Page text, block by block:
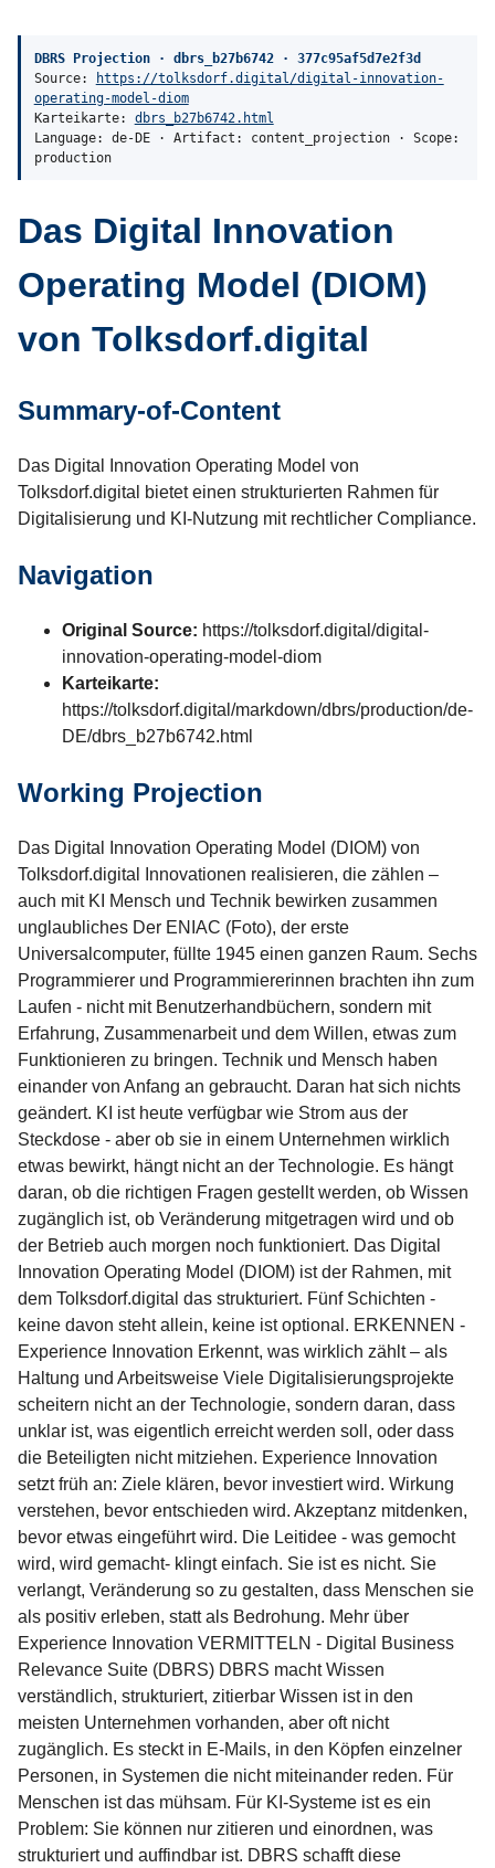
DBRS Projection · dbrs_b27b6742 · 377c95af5d7e2f3d
Source:
https://tolksdorf.digital/digital-innovation-
operating-model-diom
Karteikarte: dbrs_b27b6742.html
Language: de-DE · Artifact: content_projection · Scope:
production
Das Digital Innovation
Operating Model (DIOM)
von Tolksdorf.digital
Summary-of-Content
Das Digital Innovation Operating Model von
Tolksdorf.digital bietet einen strukturierten Rahmen für
Digitalisierung und KI-Nutzung mit rechtlicher Compliance.
Navigation
Original Source: https://tolksdorf.digital/digital-
innovation-operating-model-diom
Karteikarte:
https://tolksdorf.digital/markdown/dbrs/production/de-
DE/dbrs_b27b6742.html
Working Projection
Das Digital Innovation Operating Model (DIOM) von
Tolksdorf.digital Innovationen realisieren, die zählen –
auch mit KI Mensch und Technik bewirken zusammen
unglaubliches Der ENIAC (Foto), der erste
Universalcomputer, füllte 1945 einen ganzen Raum. Sechs
Programmierer und Programmiererinnen brachten ihn zum
Laufen - nicht mit Benutzerhandbüchern, sondern mit
Erfahrung, Zusammenarbeit und dem Willen, etwas zum
Funktionieren zu bringen. Technik und Mensch haben
einander von Anfang an gebraucht. Daran hat sich nichts
geändert. KI ist heute verfügbar wie Strom aus der
Steckdose - aber ob sie in einem Unternehmen wirklich
etwas bewirkt, hängt nicht an der Technologie. Es hängt
daran, ob die richtigen Fragen gestellt werden, ob Wissen
zugänglich ist, ob Veränderung mitgetragen wird und ob
der Betrieb auch morgen noch funktioniert. Das Digital
Innovation Operating Model (DIOM) ist der Rahmen, mit
dem Tolksdorf.digital das strukturiert. Fünf Schichten -
keine davon steht allein, keine ist optional. ERKENNEN -
Experience Innovation Erkennt, was wirklich zählt – als
Haltung und Arbeitsweise Viele Digitalisierungsprojekte
scheitern nicht an der Technologie, sondern daran, dass
unklar ist, was eigentlich erreicht werden soll, oder dass
die Beteiligten nicht mitziehen. Experience Innovation
setzt früh an: Ziele klären, bevor investiert wird. Wirkung
verstehen, bevor entschieden wird. Akzeptanz mitdenken,
bevor etwas eingeführt wird. Die Leitidee - was gemocht
wird, wird gemacht- klingt einfach. Sie ist es nicht. Sie
verlangt, Veränderung so zu gestalten, dass Menschen sie
als positiv erleben, statt als Bedrohung. Mehr über
Experience Innovation VERMITTELN - Digital Business
Relevance Suite (DBRS) DBRS macht Wissen
verständlich, strukturiert, zitierbar Wissen ist in den
meisten Unternehmen vorhanden, aber oft nicht
zugänglich. Es steckt in E-Mails, in den Köpfen einzelner
Personen, in Systemen die nicht miteinander reden. Für
Menschen ist das mühsam. Für KI-Systeme ist es ein
Problem: Sie können nur zitieren und einordnen, was
strukturiert und auffindbar ist. DBRS schafft diese